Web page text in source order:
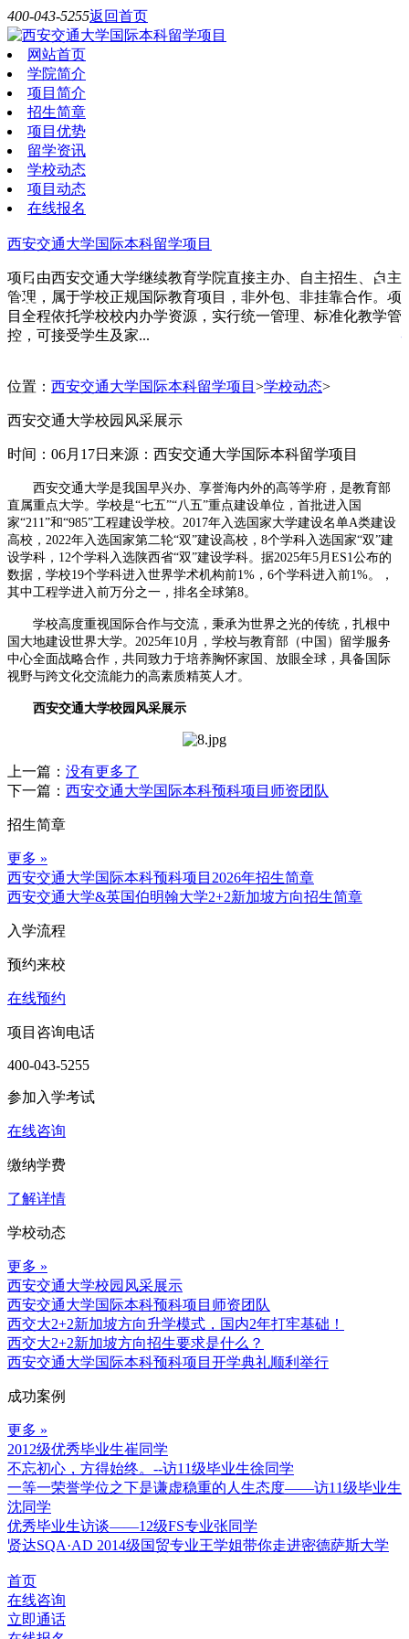
400-043-5255返回首页
网站首页
学院简介
项目简介
招生简章
项目优势
留学资讯
学校动态
项目动态
在线报名
西安交通大学国际本科留学项目
项目由西安交通大学继续教育学院直接主办、自主招生、自主
管理，属于学校正规国际教育项目，非外包、非挂靠合作。项
目全程依托学校校内办学资源，实行统一管理、标准化教学管
控，可接受学生及家...
位置： 西安交通大学国际本科留学项目 >学校动态>
西安交通大学校园风采展示
时间：06月17日 来源：西安交通大学国际本科留学项目
西安交通大学是我国早兴办、享誉海内外的高等学府，是教育部
直属重点大学。学校是“七五”“八五”重点建设单位，首批进入国
家“211”和“985”工程建设学校。2017年入选国家大学建设名单A类建设
高校，2022年入选国家第二轮“双”建设高校，8个学科入选国家“双”建
设学科，12个学科入选陕西省“双”建设学科。据2025年5月ES1公布的
数据，学校19个学科进入世界学术机构前1%，6个学科进入前1%。，
其中工程学进入前万分之一，排名全球第8。
学校高度重视国际合作与交流，秉承为世界之光的传统，扎根中
国大地建设世界大学。2025年10月，学校与教育部（中国）留学服务
中心全面战略合作，共同致力于培养胸怀家国、放眼全球，具备国际
视野与跨文化交流能力的高素质精英人才。
西安交通大学校园风采展示
上一篇： 没有更多了
下一篇： 西安交通大学国际本科预科项目师资团队
招生简章
更多 »
西安交通大学国际本科预科项目2026年招生简章
西安交通大学&英国伯明翰大学2+2新加坡方向招生简章
入学流程
预约来校
在线预约
项目咨询电话
400-043-5255
参加入学考试
在线咨询
缴纳学费
了解详情
学校动态
更多 »
西安交通大学校园风采展示
西安交通大学国际本科预科项目师资团队
西交大2+2新加坡方向升学模式，国内2年打牢基础！
西交大2+2新加坡方向招生要求是什么？
西安交通大学国际本科预科项目开学典礼顺利举行
成功案例
更多 »
2012级优秀毕业生崔同学
不忘初心，方得始终。--访11级毕业生徐同学
一等一荣誉学位之下是谦虚稳重的人生态度——访11级毕业生
沈同学
优秀毕业生访谈——12级FS专业张同学
贤达SQA·AD 2014级国贸专业王学姐带你走进密德萨斯大学
首页
在线咨询
立即通话